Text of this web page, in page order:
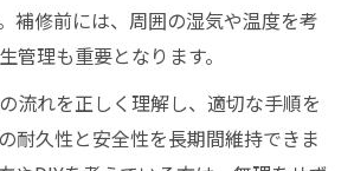
補修前には、周囲の湿気や温度を考
管理も重要となります。
流れを正しく理解し、適切な手順を
耐久性と安全性を長期間維持できま